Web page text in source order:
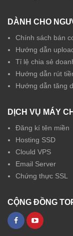
DÀNH CHO
Chính sách bán
Hướng dẫn
Tỉ lệ chia sẻ
Hướng dẫn rút
Hướng dẫn tăng
DỊCH VỤ MÁY
Đăng kí tên miền
Hosting SSD
Clould VPS
Email Server
Chứng thực SSL
CỘNG ĐỒNG